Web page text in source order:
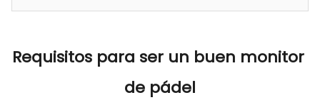
Requisitos para ser un buen monitor
de pádel